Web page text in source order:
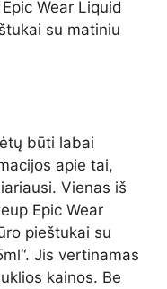
būti labai
apie tai,
Vienas iš
Epic Wear
pieštukai su
Jis vertinamas
kainos. Be